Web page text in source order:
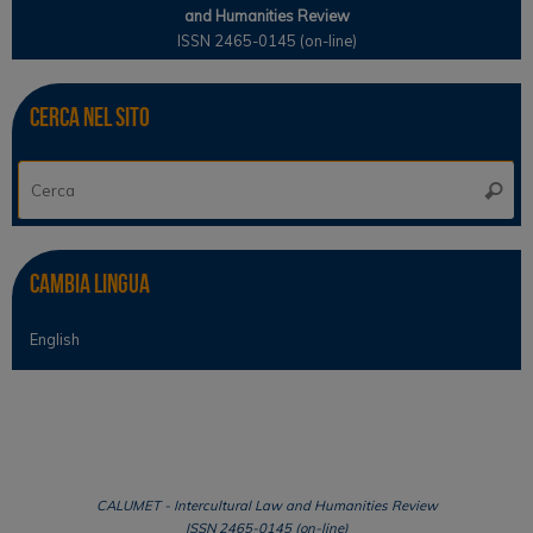
and Humanities Review
ISSN 2465-0145 (on-line)
Cerca nel sito
Cerca
Cambia lingua
English
CALUMET - Intercultural Law and Humanities Review
ISSN 2465-0145 (on-line)